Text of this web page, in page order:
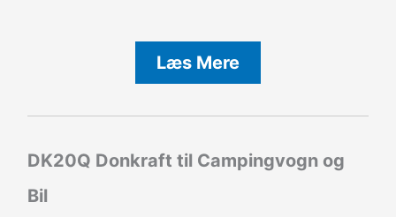
Læs Mere
DK20Q Donkraft til Campingvogn og
Bil